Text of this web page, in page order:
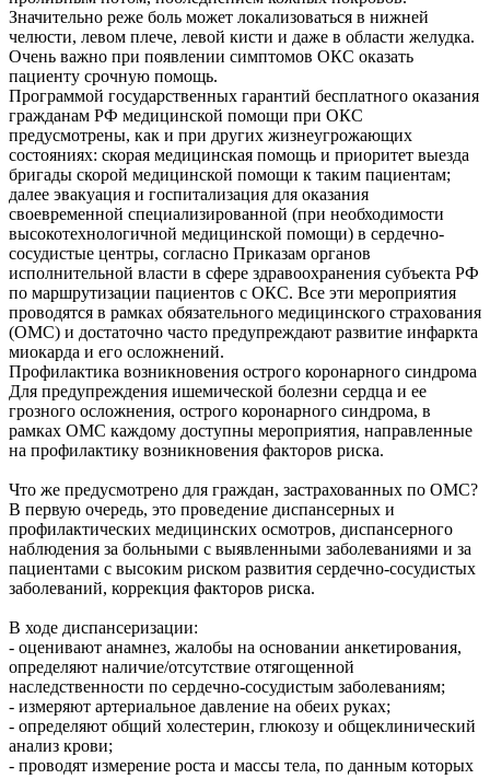
Значительно реже боль может локализоваться в нижней
челюсти, левом плече, левой кисти и даже в области желудка.
Очень важно при появлении симптомов ОКС оказать
пациенту срочную помощь.
Программой государственных гарантий бесплатного оказания
гражданам РФ медицинской помощи при ОКС
предусмотрены, как и при других жизнеугрожающих
состояниях: скорая медицинская помощь и приоритет выезда
бригады скорой медицинской помощи к таким пациентам;
далее эвакуация и госпитализация для оказания
своевременной специализированной (при необходимости
высокотехнологичной медицинской помощи) в сердечно-
сосудистые центры, согласно Приказам органов
исполнительной власти в сфере здравоохранения субъекта РФ
по маршрутизации пациентов с ОКС. Все эти мероприятия
проводятся в рамках обязательного медицинского страхования
(ОМС) и достаточно часто предупреждают развитие инфаркта
миокарда и его осложнений.
Профилактика возникновения острого коронарного синдрома
Для предупреждения ишемической болезни сердца и ее
грозного осложнения, острого коронарного синдрома, в
рамках ОМС каждому доступны мероприятия, направленные
на профилактику возникновения факторов риска.
Что же предусмотрено для граждан, застрахованных по ОМС?
В первую очередь, это проведение диспансерных и
профилактических медицинских осмотров, диспансерного
наблюдения за больными с выявленными заболеваниями и за
пациентами с высоким риском развития сердечно-сосудистых
заболеваний, коррекция факторов риска.
В ходе диспансеризации:
- оценивают анамнез, жалобы на основании анкетирования,
определяют наличие/отсутствие отягощенной
наследственности по сердечно-сосудистым заболеваниям;
- измеряют артериальное давление на обеих руках;
- определяют общий холестерин, глюкозу и общеклинический
анализ крови;
- проводят измерение роста и массы тела, по данным которых